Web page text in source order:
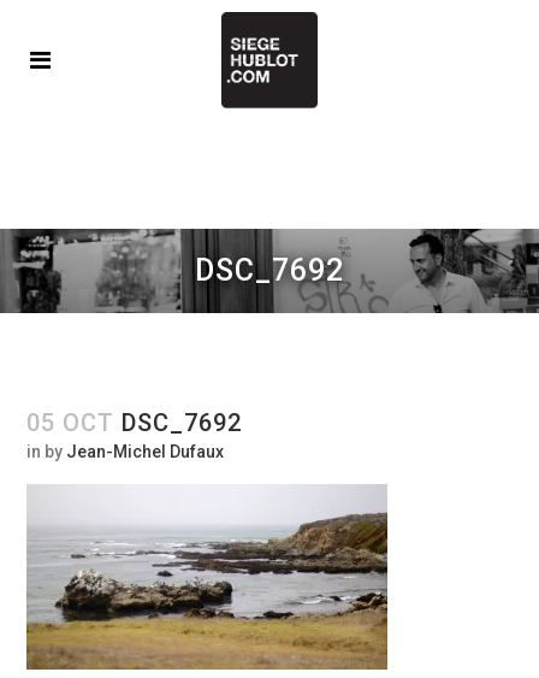
DSC_7692
05 OCT DSC_7692
in by Jean-Michel Dufaux